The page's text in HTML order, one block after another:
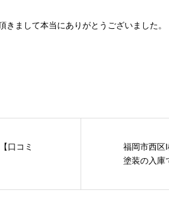
まして本当にありがとうございました。
口コミ
福岡市西
塗装の入庫